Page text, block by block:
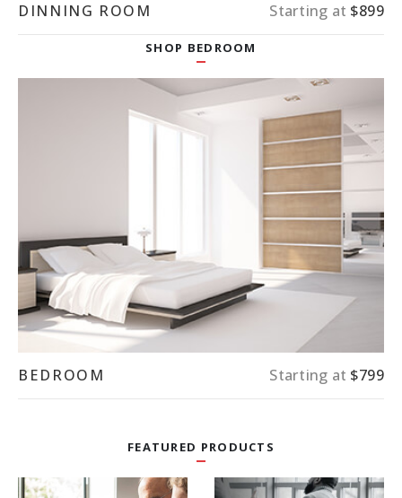
$899
Starting at
DINNING ROOM
SHOP BEDROOM
$799
Starting at
BEDROOM
FEATURED PRODUCTS